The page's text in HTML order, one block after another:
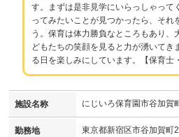
す。まずは是非見学にいらっしゃって
ってみたいことが見つかったら、それ
う。保育は体力勝負なところもあり、
どもたちの笑顔を見ると力が湧いてき
る日を楽しみにしています。【保育士
施設名称 にじいろ保育園市谷加賀
勤務地 東京都新宿区市谷加賀町